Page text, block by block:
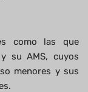
como las que
su AMS, cuyos
menores y sus